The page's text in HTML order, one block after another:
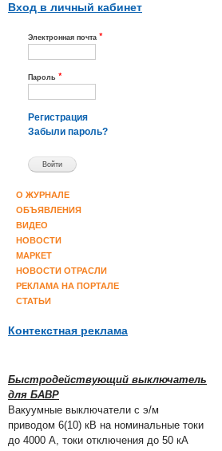
Вход в личный кабинет
Электронная почта *
Пароль *
Регистрация
Забыли пароль?
О ЖУРНАЛЕ
ОБЪЯВЛЕНИЯ
ВИДЕО
НОВОСТИ
МАРКЕТ
НОВОСТИ ОТРАСЛИ
РЕКЛАМА НА ПОРТАЛЕ
СТАТЬИ
Контекстная реклама
Быстродействующий выключатель
для БАВР
Вакуумные выключатели с э/м
приводом 6(10) кВ на номинальные токи
до 4000 А, токи отключения до 50 кА